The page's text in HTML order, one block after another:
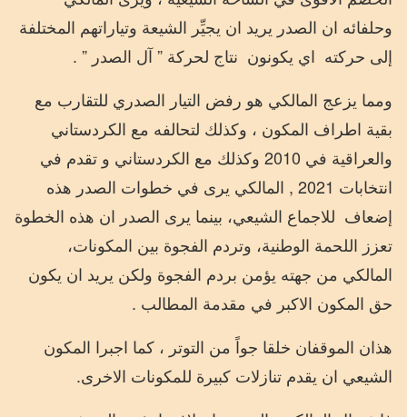
وحلفائه ان الصدر يريد ان يجيِّر الشيعة وتياراتهم المختلفة
إلى حركته اي يكونون نتاج لحركة ” آل الصدر ” .
ومما يزعج المالكي هو رفض التيار الصدري للتقارب مع
بقية اطراف المكون ، وكذلك لتحالفه مع الكردستاني
والعراقية في 2010 وكذلك مع الكردستاني و تقدم في
انتخابات 2021 , المالكي يرى في خطوات الصدر هذه
إضعاف للاجماع الشيعي، بينما يرى الصدر ان هذه الخطوة
تعزز اللحمة الوطنية، وتردم الفجوة بين المكونات،
المالكي من جهته يؤمن بردم الفجوة ولكن يريد ان يكون
حق المكون الاكبر في مقدمة المطالب .
هذان الموقفان خلقا جواً من التوتر ، كما اجبرا المكون
الشيعي ان يقدم تنازلات كبيرة للمكونات الاخرى.